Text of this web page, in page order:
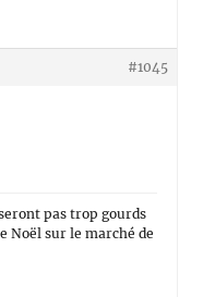
#1045
pas trop gourds
Noël sur le marché de